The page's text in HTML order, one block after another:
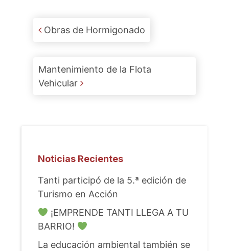
Post navigation
Obras de Hormigonado
Mantenimiento de la Flota
Vehicular
Noticias Recientes
Tanti participó de la 5.ª edición de
Turismo en Acción
¡EMPRENDE TANTI LLEGA A TU
BARRIO!
La educación ambiental también se